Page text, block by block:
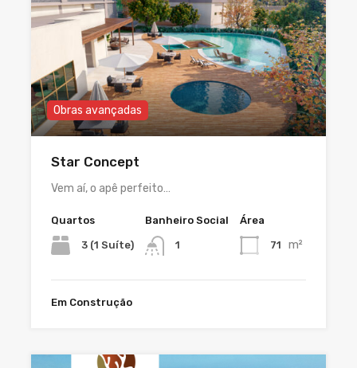
Obras avançadas
Star Concept
Vem aí, o apê perfeito…
Quartos
3 (1 Suíte)
Banheiro Social
1
Área
71 m²
Em Construção